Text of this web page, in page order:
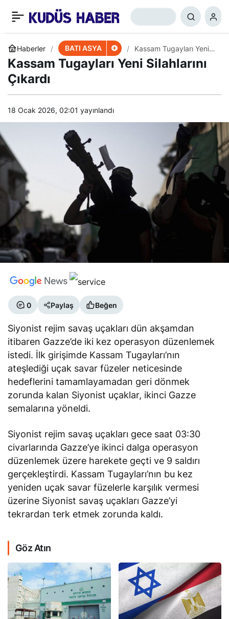
Haberler BATI ASYA
Kassam Tugayları Yeni
Silahlarını Çıkardı
Kassam Tugayları Yeni Silahlarını
Çıkardı
18 Ocak 2026, 02:01 yayınlandı
0 Paylaş Beğen
Siyonist rejim savaş uçakları dün akşamdan
itibaren Gazze’de iki kez operasyon düzenlemek
istedi. İlk girişimde Kassam Tugayları’nın
ateşlediği uçak savar füzeler neticesinde
hedeflerini tamamlayamadan geri dönmek
zorunda kalan Siyonist uçaklar, ikinci Gazze
semalarına yöneldi.
Siyonist rejim savaş uçakları gece saat 03:30
civarlarında Gazze’ye ikinci dalga operasyon
düzenlemek üzere harekete geçti ve 9 saldırı
gerçekleştirdi. Kassam Tugayları’nın bu kez
yeniden uçak savar füzelerle karşılık vermesi
üzerine Siyonist savaş uçakları Gazze’yi
tekrardan terk etmek zorunda kaldı.
Göz Atın
Gazze’de Siyonistlere
Ağır Darbe
+ 0 Paylaş